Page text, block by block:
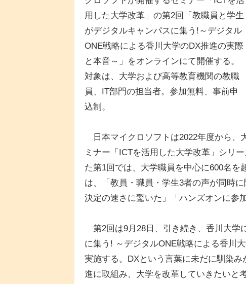
用した大学改革」の第2回「教職員と学生
がデジタルキャンパスに集う!～デジタル
ONE戦略による香川大学のDX推進の実際
と本音～」をオンラインにて開催する。
対象は、大学および高等教育機関の教職
員、IT部門の担当者。参加無料、事前申
込制。
日本マイクロソフトは2022年度から、
ミナー「ICTを活用した大学改革」シリ
た第1回では、大学職員を中心に600名
は、「教員・職員・学生3者の声が同時
決定の速さに驚いた」「ハンズオンに参
第2回は9月28日、引き続き、香川大学
に集う! ～デジタルONE戦略による香川
実施する。DXという言葉に未だに馴染
進に取組み、大学を改革していきたいと